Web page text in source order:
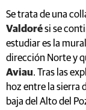
Se trata de una
Valdorési se
estudiar es la
dirección Norte y
Aviau. Tras las
hoz entre la sierra
baja del Alto del